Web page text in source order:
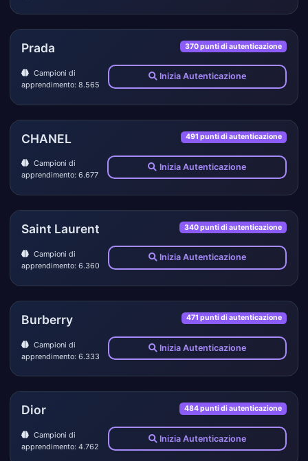
Prada 370 punti di autenticazione
Campioni di
apprendimento: 8.565
Inizia Autenticazione
CHANEL 491 punti di autenticazione
Campioni di
apprendimento: 6.677
Inizia Autenticazione
Saint Laurent 340 punti di autenticazione
Campioni di
apprendimento: 6.360
Inizia Autenticazione
Burberry 471 punti di autenticazione
Campioni di
apprendimento: 6.333
Inizia Autenticazione
Dior 484 punti di autenticazione
Campioni di
apprendimento: 4.762
Inizia Autenticazione